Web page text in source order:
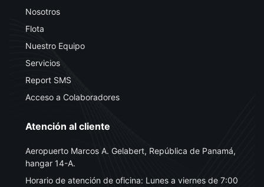
Nosotros
Flota
Nuestro Equipo
Servicios
Report SMS
Acceso a Colaboradores
Atención al cliente
Aeropuerto Marcos A. Gelabert, República de Panamá,
hangar 14-A.
Horario de atención de oficina: Lunes a viernes de 7:00